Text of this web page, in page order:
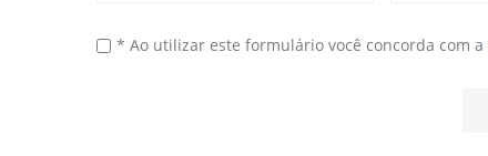
* Ao utilizar este formulário você concorda com a